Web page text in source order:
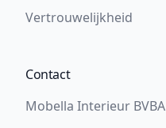
Vertrouwelijkheid
Contact
Mobella Interieur BVBA